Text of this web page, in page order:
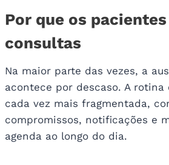
Por que os
consultas
Na maior parte das vezes, a
acontece por descaso. A rotina
cada vez mais fragmentada,
compromissos, notificações e
agenda ao longo do dia.